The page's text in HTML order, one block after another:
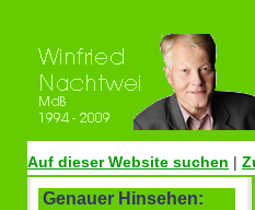
Auf dieser Website suchen |
Genauer Hinsehen: